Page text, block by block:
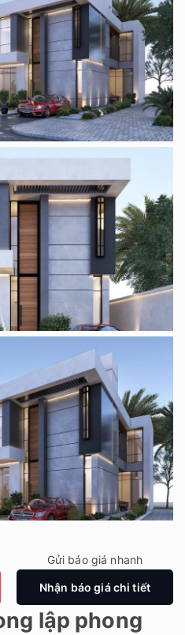
lập phong
Gửi báo giá nhanh
Nhận báo giá chi tiết